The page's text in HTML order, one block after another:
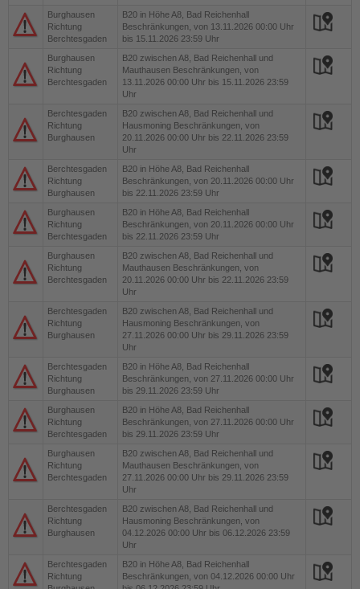
Burghausen
Richtung
Berchtesgaden
B20 in Höhe A8, Bad Reichenhall
Beschränkungen, von 13.11.2026 00:00 Uhr
bis 15.11.2026 23:59 Uhr
Burghausen
Richtung
Berchtesgaden
B20 zwischen A8, Bad Reichenhall und
Mauthausen Beschränkungen, von
13.11.2026 00:00 Uhr bis 15.11.2026 23:59
Uhr
Berchtesgaden
Richtung
Burghausen
B20 zwischen A8, Bad Reichenhall und
Hausmoning Beschränkungen, von
20.11.2026 00:00 Uhr bis 22.11.2026 23:59
Uhr
Berchtesgaden
Richtung
Burghausen
B20 in Höhe A8, Bad Reichenhall
Beschränkungen, von 20.11.2026 00:00 Uhr
bis 22.11.2026 23:59 Uhr
Burghausen
Richtung
Berchtesgaden
B20 in Höhe A8, Bad Reichenhall
Beschränkungen, von 20.11.2026 00:00 Uhr
bis 22.11.2026 23:59 Uhr
Burghausen
Richtung
Berchtesgaden
B20 zwischen A8, Bad Reichenhall und
Mauthausen Beschränkungen, von
20.11.2026 00:00 Uhr bis 22.11.2026 23:59
Uhr
Berchtesgaden
Richtung
Burghausen
B20 zwischen A8, Bad Reichenhall und
Hausmoning Beschränkungen, von
27.11.2026 00:00 Uhr bis 29.11.2026 23:59
Uhr
Berchtesgaden
Richtung
Burghausen
B20 in Höhe A8, Bad Reichenhall
Beschränkungen, von 27.11.2026 00:00 Uhr
bis 29.11.2026 23:59 Uhr
Burghausen
Richtung
Berchtesgaden
B20 in Höhe A8, Bad Reichenhall
Beschränkungen, von 27.11.2026 00:00 Uhr
bis 29.11.2026 23:59 Uhr
Burghausen
Richtung
Berchtesgaden
B20 zwischen A8, Bad Reichenhall und
Mauthausen Beschränkungen, von
27.11.2026 00:00 Uhr bis 29.11.2026 23:59
Uhr
Berchtesgaden
Richtung
Burghausen
B20 zwischen A8, Bad Reichenhall und
Hausmoning Beschränkungen, von
04.12.2026 00:00 Uhr bis 06.12.2026 23:59
Uhr
Berchtesgaden
Richtung
B20 in Höhe A8, Bad Reichenhall
Beschränkungen, von 04.12.2026 00:00 Uhr